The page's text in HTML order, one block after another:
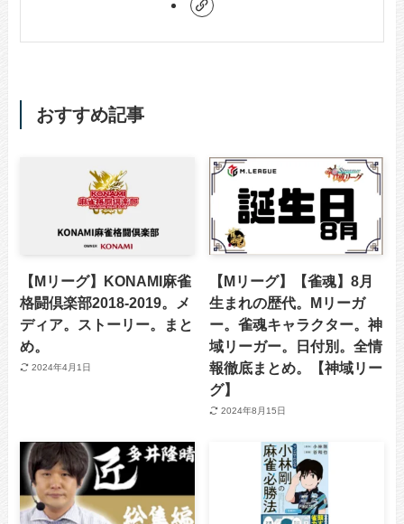
おすすめ記事
【Mリーグ】KONAMI麻雀
格闘倶楽部2018-2019。メ
ディア。ストーリー。まと
め。
2024年4月1日
【Mリーグ】【雀魂】8月
生まれの歴代。Mリーガ
ー。雀魂キャラクター。神
域リーガー。日付別。全情
報徹底まとめ。【神域リー
グ】
2024年8月15日